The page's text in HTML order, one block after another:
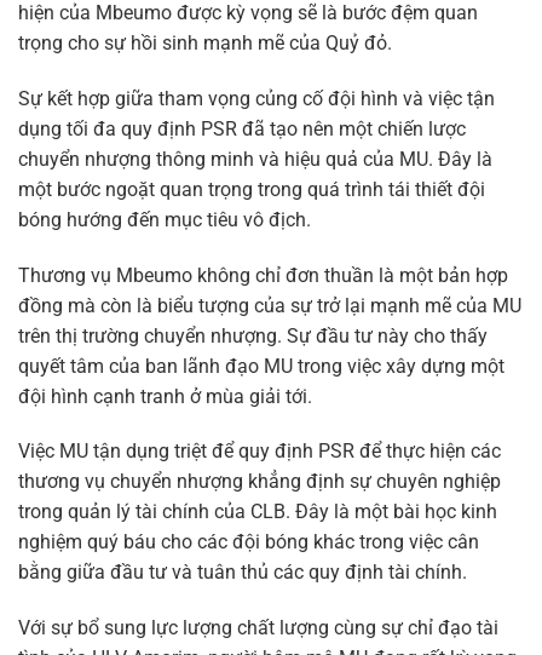
hiện của Mbeumo được kỳ vọng sẽ là bước đệm quan
trọng cho sự hồi sinh mạnh mẽ của Quỷ đỏ.
Sự kết hợp giữa tham vọng củng cố đội hình và việc tận
dụng tối đa quy định PSR đã tạo nên một chiến lược
chuyển nhượng thông minh và hiệu quả của MU. Đây là
một bước ngoặt quan trọng trong quá trình tái thiết đội
bóng hướng đến mục tiêu vô địch.
Thương vụ Mbeumo không chỉ đơn thuần là một bản hợp
đồng mà còn là biểu tượng của sự trở lại mạnh mẽ của MU
trên thị trường chuyển nhượng. Sự đầu tư này cho thấy
quyết tâm của ban lãnh đạo MU trong việc xây dựng một
đội hình cạnh tranh ở mùa giải tới.
Việc MU tận dụng triệt để quy định PSR để thực hiện các
thương vụ chuyển nhượng khẳng định sự chuyên nghiệp
trong quản lý tài chính của CLB. Đây là một bài học kinh
nghiệm quý báu cho các đội bóng khác trong việc cân
bằng giữa đầu tư và tuân thủ các quy định tài chính.
Với sự bổ sung lực lượng chất lượng cùng sự chỉ đạo tài